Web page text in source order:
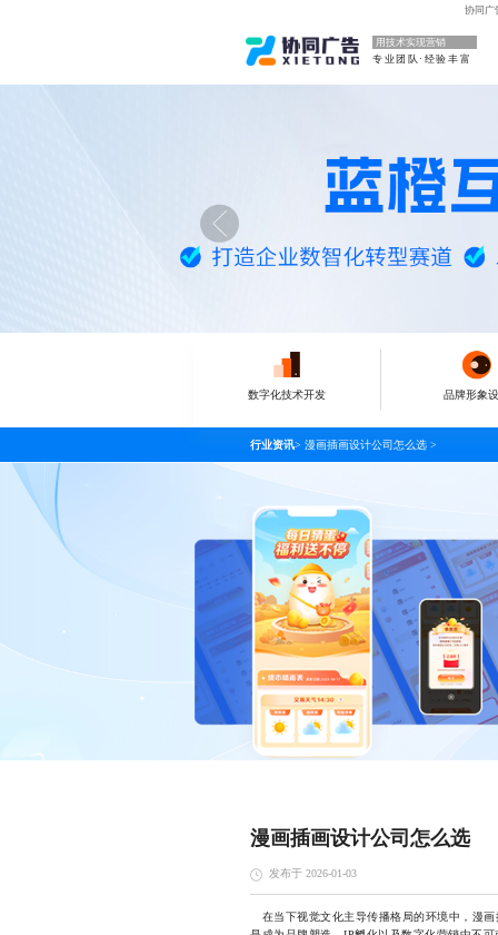
协同广
用技术实现营销
专业团队·经验丰富
数字化技术开发 品牌形象
行业资讯> 漫画插画设计公司怎么选 >
漫画插画设计公司怎么选
发布于 2026-01-03
在当下视觉文化主导传播格局的环境中，漫